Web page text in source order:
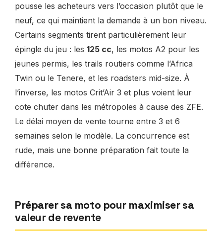
pousse les acheteurs vers l’occasion plutôt que le
neuf, ce qui maintient la demande à un bon niveau.
Certains segments tirent particulièrement leur
épingle du jeu : les 125 cc, les motos A2 pour les
jeunes permis, les trails routiers comme l’Africa
Twin ou le Tenere, et les roadsters mid-size. À
l’inverse, les motos Crit’Air 3 et plus voient leur
cote chuter dans les métropoles à cause des ZFE.
Le délai moyen de vente tourne entre 3 et 6
semaines selon le modèle. La concurrence est
rude, mais une bonne préparation fait toute la
différence.
Préparer sa moto pour maximiser sa
valeur de revente